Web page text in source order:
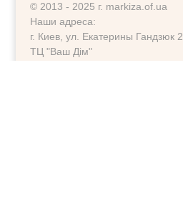
© 2013 - 2025 г. markiza.of.ua
Наши адреса:
г. Киев, ул. Екатерины Гандзюк 2,
ТЦ "Ваш Дім"